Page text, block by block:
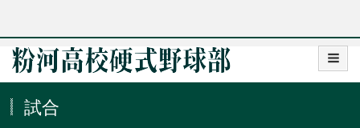
試合